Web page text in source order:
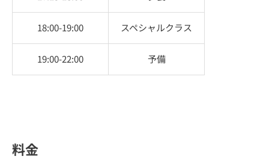
18:00-19:00 スペシャルクラス
19:00-22:00 予備
料金